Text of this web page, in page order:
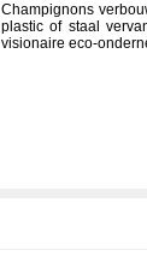
Champignons
plastic of staal
visionaire eco-